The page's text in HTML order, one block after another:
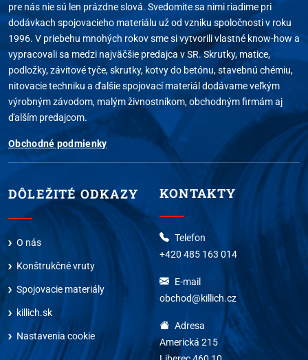
pre nás nie sú len prázdne slová. Svedomite sa nimi riadime pri
dodávkach spojovacieho materiálu už od vzniku spoločnosti v roku
1996. V priebehu mnohých rokov sme si vytvorili vlastné know-how a
vypracovali sa medzi najväčšie predajca v SR. Skrutky, matice,
podložky, závitové tyče, skrutky, kotvy do betónu, stavebnú chémiu,
nitovacie techniku a ďalšie spojovací materiál dodávame veľkým
výrobným závodom, malým živnostníkom, obchodným firmám aj
ďalším predajcom.
Obchodné podmienky
DÔLEŽITÉ ODKAZY
O nás
Konštrukčné vruty
Spojovacie materiály
killich.sk
Nastavenia cookie
KONTAKTY
Telefon
+420 485 163 014
E-mail
obchod@killich.cz
Adresa
Americká 215